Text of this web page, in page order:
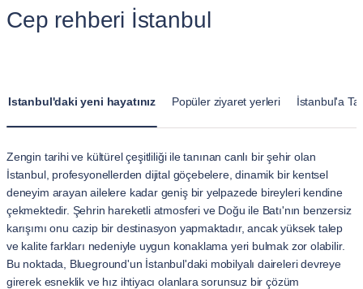
Cep rehberi İstanbul
Istanbul'daki yeni hayatınız Popüler ziyaret yerleri İstanbul'a
Zengin tarihi ve kültürel çeşitliliği ile tanınan canlı bir şehir olan
İstanbul, profesyonellerden dijital göçebelere, dinamik bir kentsel
deneyim arayan ailelere kadar geniş bir yelpazede bireyleri kendine
çekmektedir. Şehrin hareketli atmosferi ve Doğu ile Batı'nın benzersiz
karışımı onu cazip bir destinasyon yapmaktadır, ancak yüksek talep
ve kalite farkları nedeniyle uygun konaklama yeri bulmak zor olabilir.
Bu noktada, Blueground'un İstanbul'daki mobilyalı daireleri devreye
girerek esneklik ve hız ihtiyacı olanlara sorunsuz bir çözüm